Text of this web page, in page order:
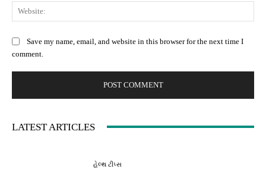
Save my name, email, and website in this browser for the next time I
comment.
LATEST ARTICLES
હેલ્થ ટીપ્સ